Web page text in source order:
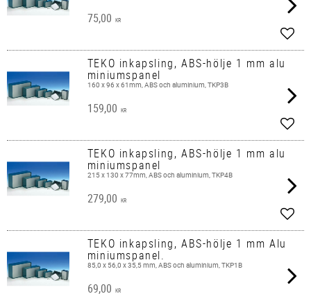
75,00 KR
Add
TEKO inkapsling, ABS-hölje 1 mm alu
miniumspanel
160 x 96 x 61mm, ABS och aluminium, TKP3B
159,00 KR
Add
TEKO inkapsling, ABS-hölje 1 mm alu
miniumspanel
215 x 130 x 77mm, ABS och aluminium, TKP4B
279,00 KR
Add
TEKO inkapsling, ABS-hölje 1 mm Alu
miniumspanel.
85,0 x 56,0 x 35,5 mm, ABS och aluminium, TKP1B
69,00 KR